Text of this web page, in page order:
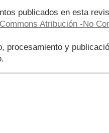
publicados en esta
Atribución -No
procesamiento y